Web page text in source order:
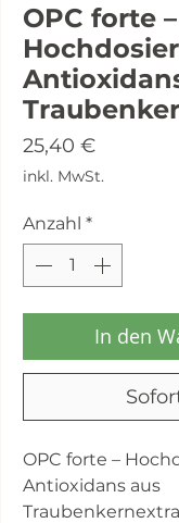
OPC forte –
25,40 €Preis
inkl. MwSt.
Anzahl *
In den
OPC forte –
Antioxidans aus